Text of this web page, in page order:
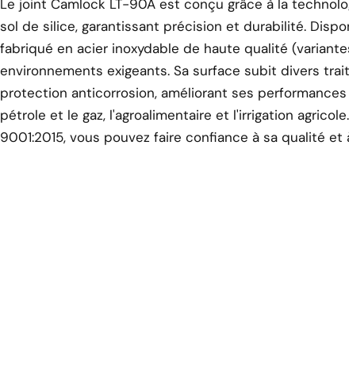
Le joint Camlock LT-90A est conçu grâce à la
sol de silice, garantissant précision et durabilité.
fabriqué en acier inoxydable de haute qualité
environnements exigeants. Sa surface subit divers
protection anticorrosion, améliorant ses
pétrole et le gaz, l'agroalimentaire et l'irrigation
9001:2015, vous pouvez faire confiance à sa qualité et